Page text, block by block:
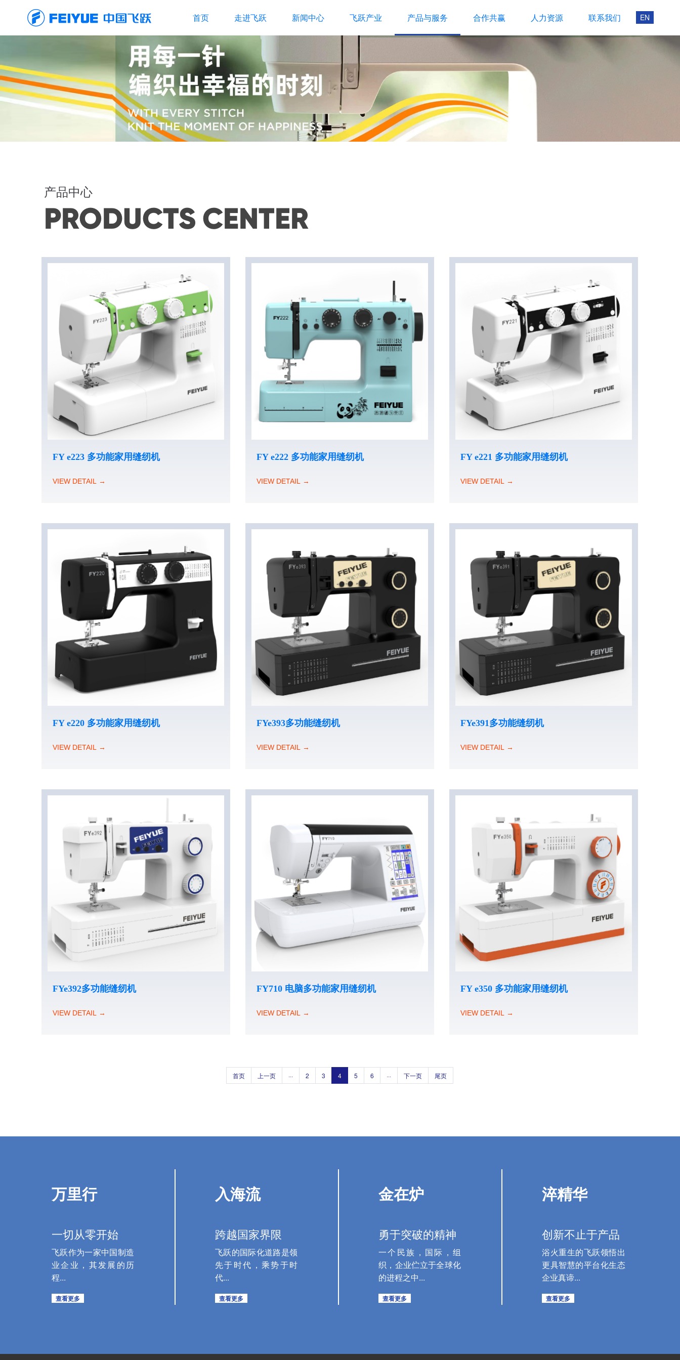
首页 走进飞跃 新闻中心 飞跃产业 产品与服务 合作共赢 人力资源 联系我们 EN
产品中心
PRODUCTS CENTER
FY e223 多功能家用缝纫机
VIEW DETAIL →
FY e222 多功能家用缝纫机
VIEW DETAIL →
FY e221 多功能家用缝纫机
VIEW DETAIL →
FY e220 多功能家用缝纫机
VIEW DETAIL →
FYe393多功能缝纫机
VIEW DETAIL →
FYe391多功能缝纫机
VIEW DETAIL →
FYe392多功能缝纫机
VIEW DETAIL →
FY710 电脑多功能家用缝纫机
VIEW DETAIL →
FY e350 多功能家用缝纫机
VIEW DETAIL →
首页 上一页 ··· 2 3 4 5 6 ··· 下一页 尾页
万里行
一切从零开始
飞跃作为一家中国制造
业企业，其发展的历
程...
查看更多
入海流
跨越国家界限
飞跃的国际化道路是领
先于时代，乘势于时
代...
查看更多
金在炉
勇于突破的精神
一个民族，国际，组
织，企业伫立于全球化
的进程之中...
查看更多
淬精华
创新不止于产品
浴火重生的飞跃领悟出
更具智慧的平台化生态
企业真谛...
查看更多